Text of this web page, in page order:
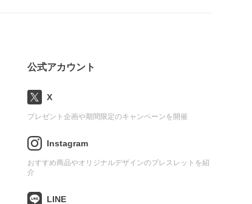
公式アカウント
X
プレゼント企画や期間限定のキャンペーンを開催
Instagram
おすすめ商品やオリジナルデザインのブレスレットを紹
介
LINE